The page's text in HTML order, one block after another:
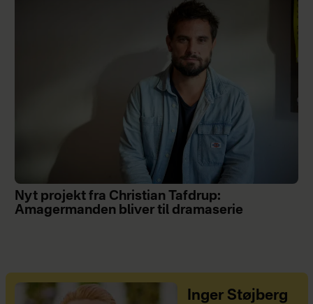
Nyt projekt fra Christian Tafdrup:
Amagermanden bliver til dramaserie
Inger Støjberg